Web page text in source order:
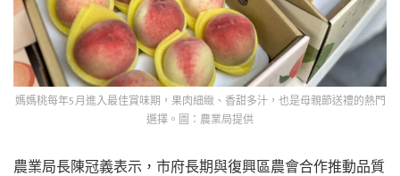
媽媽桃每年5月進入最佳賞味期，果肉細緻、香甜多汁，也是母親節送禮的熱門
選擇。圖：農業局提供
農業局長陳冠義表示，市府長期與復興區農會合作推動品質